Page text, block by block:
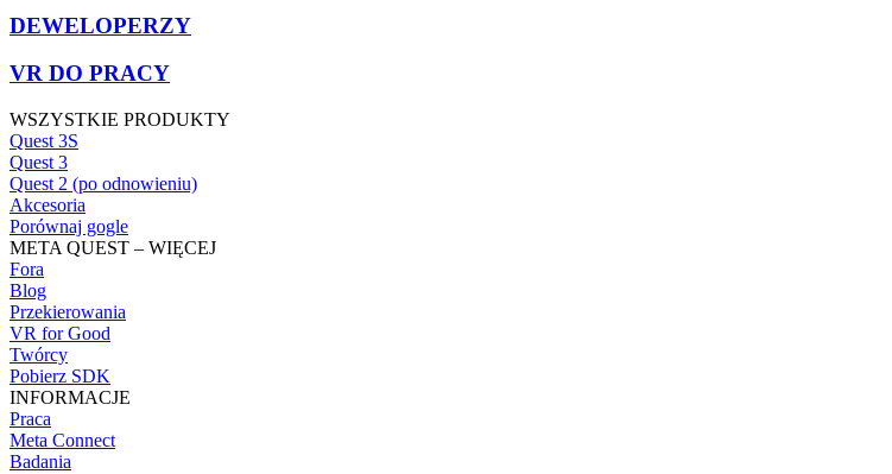
DEWELOPERZY
VR DO PRACY
WSZYSTKIE PRODUKTY
Quest 3S
Quest 3
Quest 2 (po odnowieniu)
Akcesoria
Porównaj gogle
META QUEST – WIĘCEJ
Fora
Blog
Przekierowania
VR for Good
Twórcy
Pobierz SDK
INFORMACJE
Praca
Meta Connect
Badania